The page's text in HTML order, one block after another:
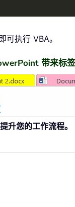
可执行 VBA。
带来标
升您的工作流程。